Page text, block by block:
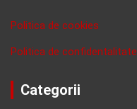
Politica de cookies
Politica de confidentalitate
Categorii